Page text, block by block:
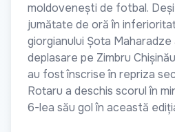
moldovenești de fotbal.
jumătate de oră în
giorgianului Șota Maharadze
deplasare pe Zimbru
au fost înscrise în repriza
Rotaru a deschis scorul în
6-lea său gol în această